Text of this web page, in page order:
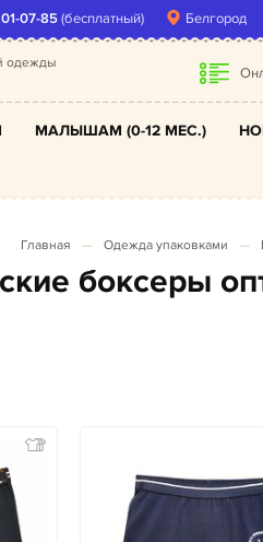
одежды
МАЛЫШАМ (0-12 МЕС.)
Белгород
07-85(бесплатный)
Главная Одежда упаковками
боксеры